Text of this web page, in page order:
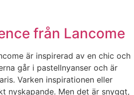
från Lancome
är inspirerad av en chic och
går i pastellnyanser och är
Varken inspirationen eller
nyskapande. Men det är snyggt,